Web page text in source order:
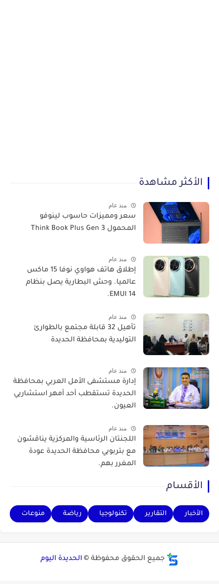
الأكثر مشاهدة
منذ عام
سعر ومميزات حاسوب لينوفو
المحمول Think Book Plus Gen 3
منذ عام
​إطلاق هاتف هواوي نوفا 15 ماكس
عالميا. وحش البطارية يصل بنظام
EMUI 14.
منذ عام
تأهيل 32 قابلة مجتمع بالطوارئ
التوليدية بمحافظة الحديدة
منذ عام
إدارة مستشفى الأمل العربي بمحافظة
الحديدة تستقطب أحد أمهر استشاريي
العيون.
منذ عام
اللجنتان الرئاسية والمركزية يناقشون
مع بتربويي محافظة الحديدة عودة
المغرر بهم.
الأقسام
الأخبار التقارير تكنولوجيا رياضة منوعات
جميع الحقوق محفوظة © الحديدة اليوم